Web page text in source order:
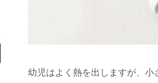
幼児はよく熱を出しますが、